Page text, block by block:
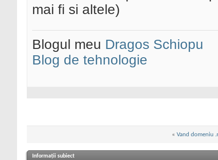
mai fi si altele)
Blogul meu Dragos Schiopu
Blog de tehnologie
« Vand domeniu
Informații subiect